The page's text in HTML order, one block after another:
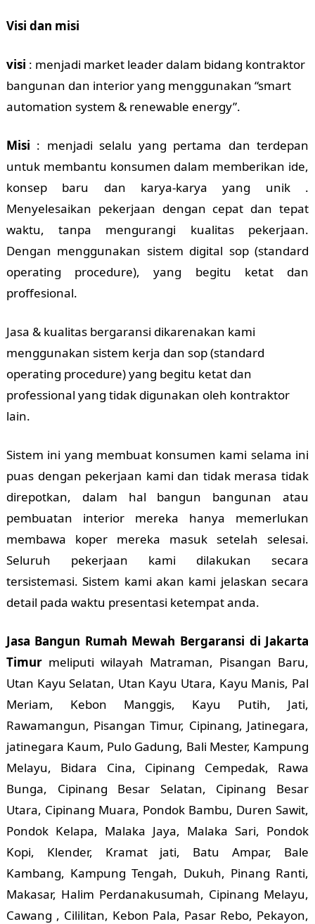
Visi dan misi
visi : menjadi market leader dalam bidang kontraktor
bangunan dan interior yang menggunakan “smart
automation system & renewable energy”.
Misi : menjadi selalu yang pertama dan terdepan
untuk membantu konsumen dalam memberikan ide,
konsep baru dan karya-karya yang unik .
Menyelesaikan pekerjaan dengan cepat dan tepat
waktu, tanpa mengurangi kualitas pekerjaan.
Dengan menggunakan sistem digital sop (standard
operating procedure), yang begitu ketat dan
proffesional.
Jasa & kualitas bergaransi dikarenakan kami
menggunakan sistem kerja dan sop (standard
operating procedure) yang begitu ketat dan
professional yang tidak digunakan oleh kontraktor
lain.
Sistem ini yang membuat konsumen kami selama ini
puas dengan pekerjaan kami dan tidak merasa tidak
direpotkan, dalam hal bangun bangunan atau
pembuatan interior mereka hanya memerlukan
membawa koper mereka masuk setelah selesai.
Seluruh pekerjaan kami dilakukan secara
tersistemasi. Sistem kami akan kami jelaskan secara
detail pada waktu presentasi ketempat anda.
Jasa Bangun Rumah Mewah Bergaransi di Jakarta
Timurmeliputi wilayah Matraman, Pisangan Baru,
Utan Kayu Selatan, Utan Kayu Utara, Kayu Manis, Pal
Meriam, Kebon Manggis, Kayu Putih, Jati,
Rawamangun, Pisangan Timur, Cipinang, Jatinegara,
jatinegara Kaum, Pulo Gadung, Bali Mester, Kampung
Melayu, Bidara Cina, Cipinang Cempedak, Rawa
Bunga, Cipinang Besar Selatan, Cipinang Besar
Utara, Cipinang Muara, Pondok Bambu, Duren Sawit,
Pondok Kelapa, Malaka Jaya, Malaka Sari, Pondok
Kopi, Klender, Kramat jati, Batu Ampar, Bale
Kambang, Kampung Tengah, Dukuh, Pinang Ranti,
Makasar, Halim Perdanakusumah, Cipinang Melayu,
Cawang , Cililitan, Kebon Pala, Pasar Rebo, Pekayon,